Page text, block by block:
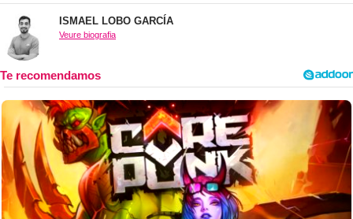
ISMAEL LOBO GARCÍA
Veure biografia